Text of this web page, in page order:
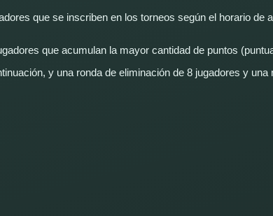
que se inscriben en los torneos según el horario de
que acumulan la mayor cantidad de puntos
y una ronda de eliminación de 8 jugadores y una